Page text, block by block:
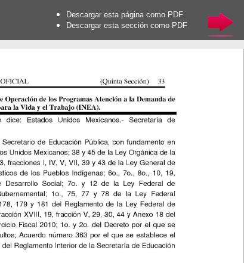
Descargar esta página como PDF
Descargar esta sección como PDF